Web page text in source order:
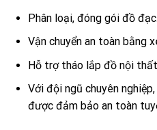
Phân loại, đóng gói đồ đạc.
Vận chuyển an toàn bằng
Hỗ trợ tháo lắp đồ nội
Với đội ngũ chuyên
được đảm bảo an toàn